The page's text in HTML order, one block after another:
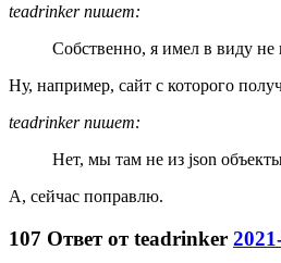
teadrinker пишет:
Собственно, я имел в виду не
Ну, например, сайт с которого
teadrinker пишет:
Нет, мы там не из json
А, сейчас поправлю.
107 Ответ отteadrinker